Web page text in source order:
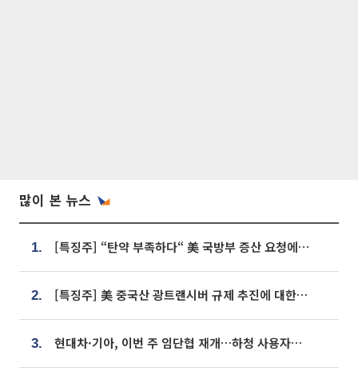
많이 본 뉴스
1. [특징주] “탄약 부족하다“ 美 국방부 증산 요청에⋯국내 방산주 급등세
2. [특징주] 美 중국산 광트랜시버 규제 추진에 대한광통신 등 광통신株 강세
3. 현대차·기아, 이번 주 임단협 재개…하청 사용자성 재심도 ‘변수’